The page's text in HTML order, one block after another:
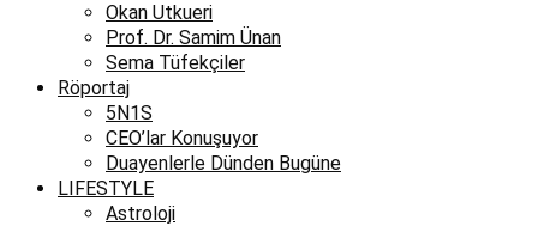
Okan Utkueri
Prof. Dr. Samim Ünan
Sema Tüfekçiler
Röportaj
5N1S
CEO’lar Konuşuyor
Duayenlerle Dünden Bugüne
LIFESTYLE
Astroloji